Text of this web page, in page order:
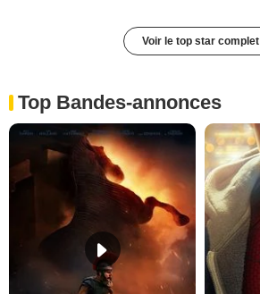
Voir le top star complet
Top Bandes-annonces